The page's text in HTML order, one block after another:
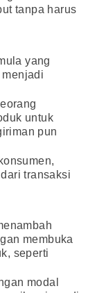
tanpa harus
yang
untuk
pun
transaksi
membuka
seperti
modal